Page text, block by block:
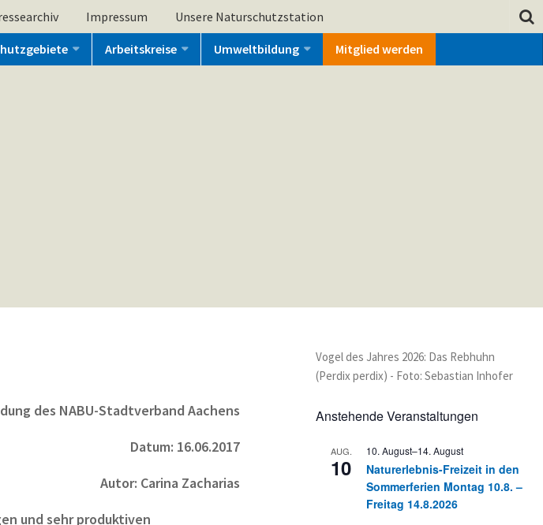
Impressum Unsere Naturschutzstation
Arbeitskreise Umweltbildung Mitglied werden
des NABU-Stadtverband Aachens
Datum: 16.06.2017
Autor: Carina Zacharias
und sehr produktiven
Vogel des Jahres 2026: Das Rebhuhn
(Perdix perdix) - Foto: Sebastian Inhofer
Anstehende Veranstaltungen
AUG.
10
10. August–14. August
Naturerlebnis-Freizeit in den
Sommerferien Montag 10.8. –
Freitag 14.8.2026